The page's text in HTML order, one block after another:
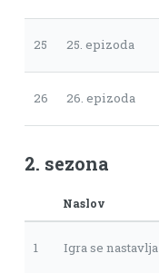
25 25. epizoda
26 26. epizoda
2. sezona
Naslov
1 Igra se nastavlja